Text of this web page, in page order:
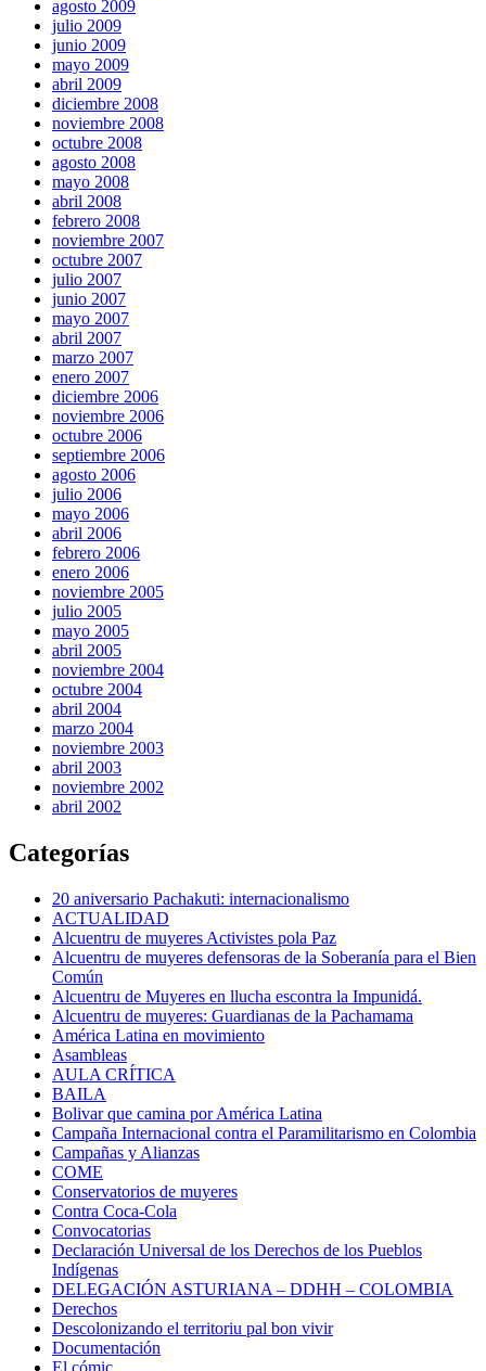
agosto 2009
julio 2009
junio 2009
mayo 2009
abril 2009
diciembre 2008
noviembre 2008
octubre 2008
agosto 2008
mayo 2008
abril 2008
febrero 2008
noviembre 2007
octubre 2007
julio 2007
junio 2007
mayo 2007
abril 2007
marzo 2007
enero 2007
diciembre 2006
noviembre 2006
octubre 2006
septiembre 2006
agosto 2006
julio 2006
mayo 2006
abril 2006
febrero 2006
enero 2006
noviembre 2005
julio 2005
mayo 2005
abril 2005
noviembre 2004
octubre 2004
abril 2004
marzo 2004
noviembre 2003
abril 2003
noviembre 2002
abril 2002
Categorías
20 aniversario Pachakuti: internacionalismo
ACTUALIDAD
Alcuentru de muyeres Activistes pola Paz
Alcuentru de muyeres defensoras de la Soberanía para el Bien
Común
Alcuentru de Muyeres en llucha escontra la Impunidá.
Alcuentru de muyeres: Guardianas de la Pachamama
América Latina en movimiento
Asambleas
AULA CRÍTICA
BAILA
Bolivar que camina por América Latina
Campaña Internacional contra el Paramilitarismo en Colombia
Campañas y Alianzas
COME
Conservatorios de muyeres
Contra Coca-Cola
Convocatorias
Declaración Universal de los Derechos de los Pueblos
Indígenas
DELEGACIÓN ASTURIANA – DDHH – COLOMBIA
Derechos
Descolonizando el territoriu pal bon vivir
Documentación
El cómic